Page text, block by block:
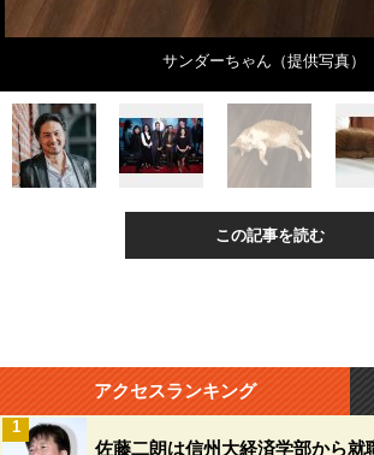
サンダーちゃん（提供写真）
この記事を読む
アクセスランキング
佐藤二朗は信州大経済学部から就
1